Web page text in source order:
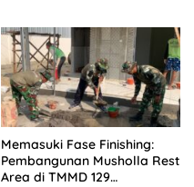
Memasuki Fase Finishing:
Pembangunan Musholla Rest
Area di TMMD 129